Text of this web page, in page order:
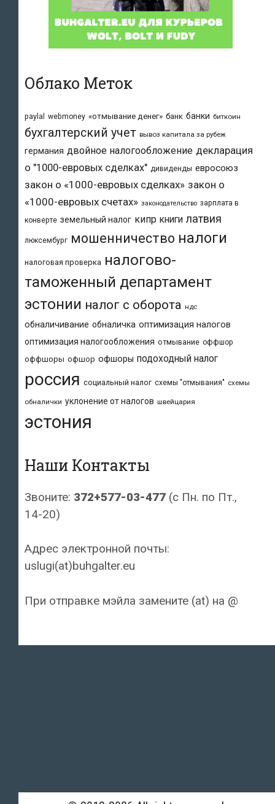
Облако Меток
paylal webmoney «отмывание денег» банк банки биткоин
бухгалтерский учет вывоз капитала за рубеж
германия двойное налогообложение декларация
о "1000-евровых сделках" дивиденды евросоюз
закон о «1000-евровых сделках» закон о
«1000-евровых счетах» законодательство зарплата в
конверте земельный налог кипр книги латвия
люксембург мошенничество налоги
налоговая проверка налогово-
таможенный департамент
эстонии налог с оборота ндс
обналичивание обналичка оптимизация налогов
оптимизация налогообложения отмывание оффшор
оффшоры офшор офшоры подоходный налог
россия социальный налог схемы "отмывания" схемы
обналички уклонение от налогов швейцария
эстония
Наши Контакты
Звоните: 372+577-03-477 (с Пн. по Пт.,
14-20)
Адрес электронной почты:
uslugi(at)buhgalter.eu
При отправке мэйла замените (at) на @